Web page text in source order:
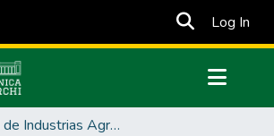
Log In
Facultad de Industrias Agropecuarias y Ciencias Ambientales